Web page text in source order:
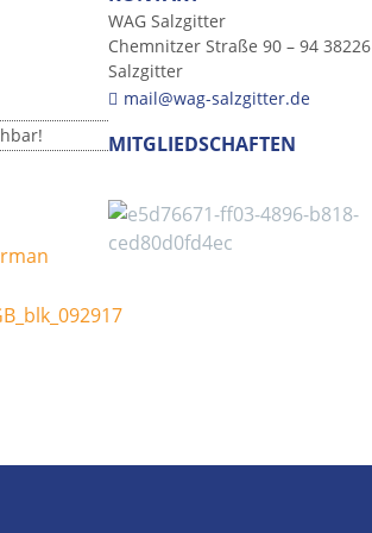
WAG Salzgitter
Chemnitzer Straße 90 – 94 38226
Salzgitter
mail@wag-salzgitter.de
MITGLIEDSCHAFTEN